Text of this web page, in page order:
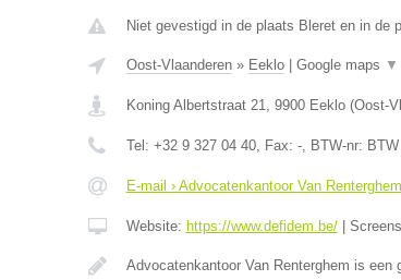
Niet gevestigd in de plaats Bleret en in de
Oost-Vlaanderen» Eeklo| Google maps ▼
Koning Albertstraat 21, 9900 Eeklo(Oost-
Tel: +32 9 327 04 40, Fax: -, BTW-nr:
E-mail › Advocatenkantoor Van Renterghem
Website: https://www.defidem.be/|
Advocatenkantoor Van Renterghem is